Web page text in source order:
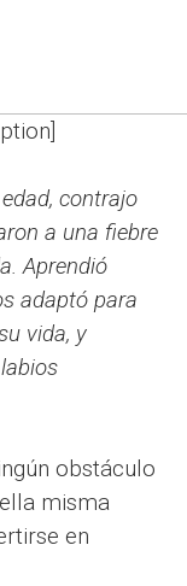
contrajo
a una fiebre
Aprendió
adaptó para
vida, y
obstáculo
misma
en